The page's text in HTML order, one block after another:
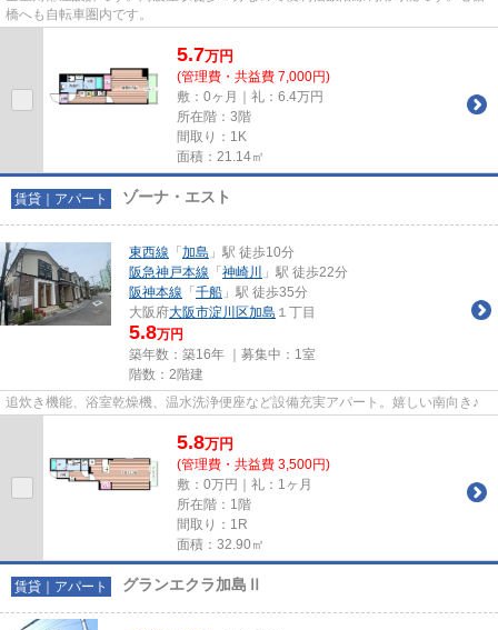
橋へも自転車圏内です。
5.7万円
(管理費・共益費 7,000円)
敷：0ヶ月｜礼：6.4万円
所在階：3階
間取り：1K
面積：21.14㎡
賃貸｜アパート ゾーナ・エスト
東西線 「 加島 」駅 徒歩10分
阪急神戸本線 「 神崎川
」駅 徒歩22分
阪神本線 「 千船 」駅 徒歩35分
大阪府大阪市淀川区加島 １丁目
5.8万円
築年数：築16年 ｜募集中： 1室
階数：2階建
追炊き機能、浴室乾燥機、温水洗浄便座など設備充実アパート。嬉しい南向き♪
5.8万円
(管理費・共益費 3,500円)
敷：0万円｜礼：1ヶ月
所在階：1階
間取り：1R
面積：32.90㎡
賃貸｜アパート グランエクラ加島Ⅱ